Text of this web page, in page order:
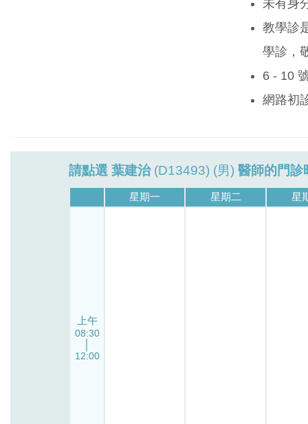
未有身
教學診
學診，
6 - 10
網路初